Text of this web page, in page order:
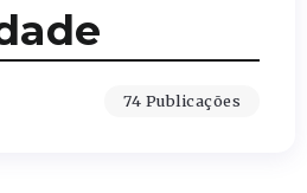
74 Publicações